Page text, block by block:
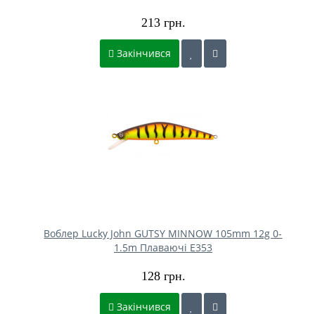
213 грн.
Закінчився
Воблер Lucky John GUTSY MINNOW 105mm 12g 0-
1.5m Плаваючі E353
128 грн.
Закінчився